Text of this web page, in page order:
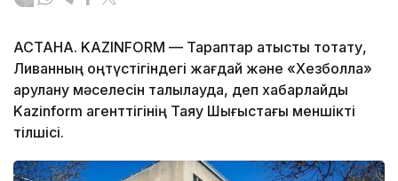
АСТАНА. KAZINFORM — Тараптар атысты тоқтату,
Ливанның оңтүстігіндегі жағдай және «Хезболла»
қарулану мәселесін талқылауда, деп хабарлайды
Kazinform агенттігінің Таяу Шығыстағы меншікті
тілшісі.